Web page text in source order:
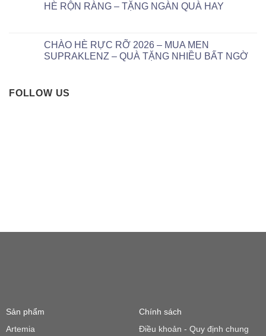
HÈ RỘN RÀNG – TẶNG NGÀN QUÀ HAY
CHÀO HÈ RỰC RỠ 2026 – MUA MEN
SUPRAKLENZ – QUÀ TẶNG NHIỀU BẤT NGỜ
FOLLOW US
Sản phẩm
Artemia
Chính sách
Điều khoản - Quy định chung